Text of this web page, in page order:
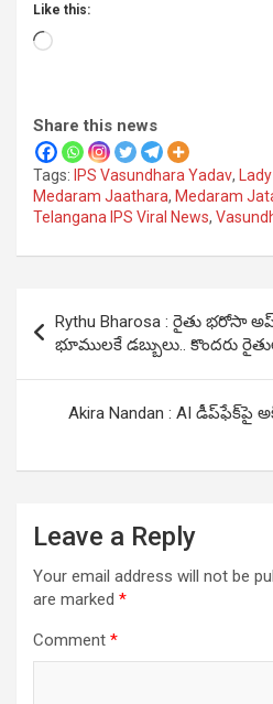
Like this:
Loading…
Share this news
Tags: IPS Vasundhara Yadav,
Medaram Jaathara, Medaram
Telangana IPS Viral News,
navigation
Rythu Bharosa : రైతు భరోసా
భూములకే డబ్బులు.. కొందరు
Akira Nandan : AI
Leave a Reply
Your email address will not be
are marked *
Comment *